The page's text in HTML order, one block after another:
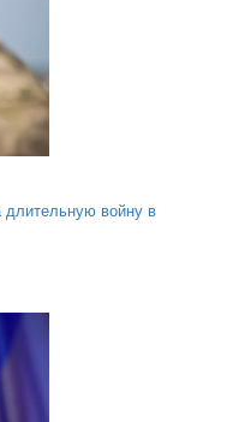
длительную войну в